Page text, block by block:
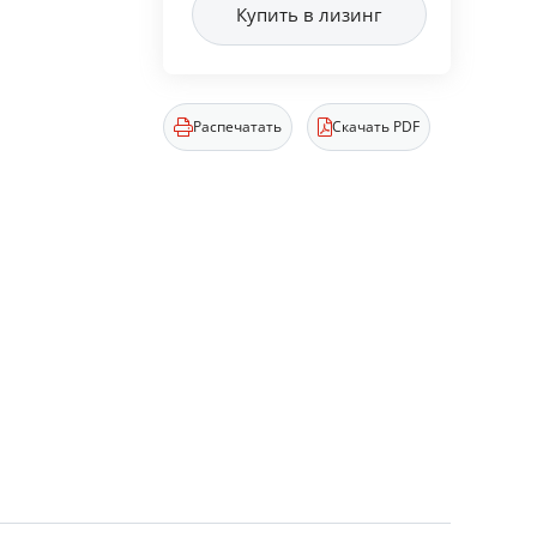
Купить в лизинг
Распечатать Скачать PDF